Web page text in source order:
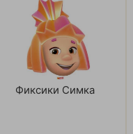
Фиксики Симка